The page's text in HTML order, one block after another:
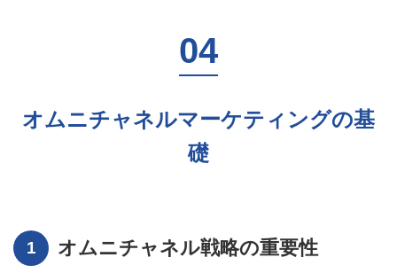
オムニチャネルマーケティングの基
礎
オムニチャネル戦略の重要性